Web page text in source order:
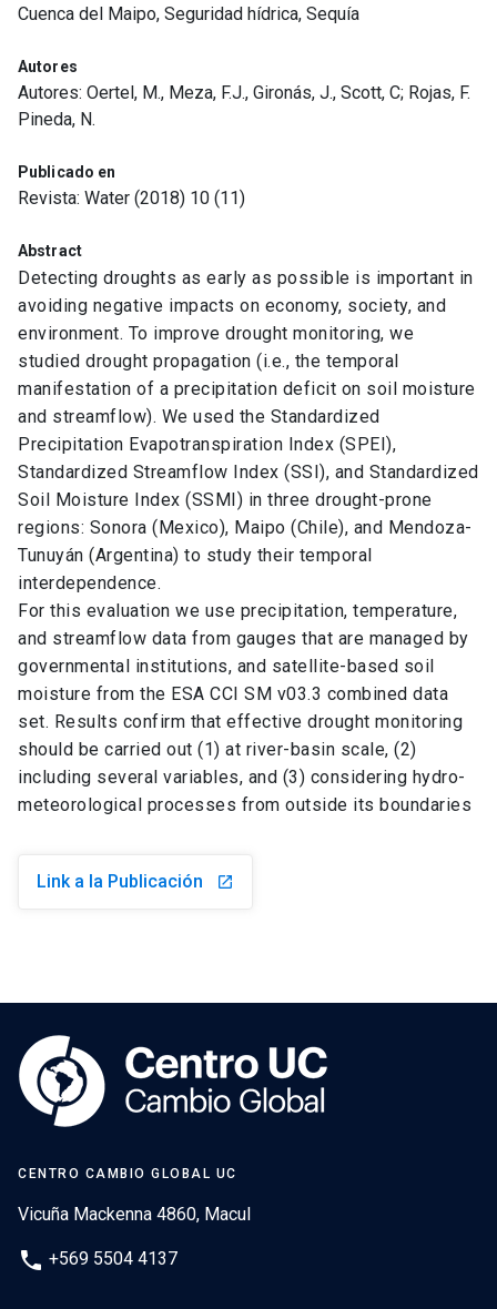
Cuenca del Maipo, Seguridad hídrica, Sequía
Autores
Autores: Oertel, M., Meza, F.J., Gironás, J., Scott, C; Rojas, F.
Pineda, N.
Publicado en
Revista: Water (2018) 10 (11)
Abstract
Detecting droughts as early as possible is important in
avoiding negative impacts on economy, society, and
environment. To improve drought monitoring, we
studied drought propagation (i.e., the temporal
manifestation of a precipitation deficit on soil moisture
and streamflow). We used the Standardized
Precipitation Evapotranspiration Index (SPEI),
Standardized Streamflow Index (SSI), and Standardized
Soil Moisture Index (SSMI) in three drought-prone
regions: Sonora (Mexico), Maipo (Chile), and Mendoza-
Tunuyán (Argentina) to study their temporal
interdependence.
For this evaluation we use precipitation, temperature,
and streamflow data from gauges that are managed by
governmental institutions, and satellite-based soil
moisture from the ESA CCI SM v03.3 combined data
set. Results confirm that effective drought monitoring
should be carried out (1) at river-basin scale, (2)
including several variables, and (3) considering hydro-
meteorological processes from outside its boundaries
Link a la Publicación launch
CENTRO CAMBIO GLOBAL UC
Vicuña Mackenna 4860, Macul
phone +569 5504 4137